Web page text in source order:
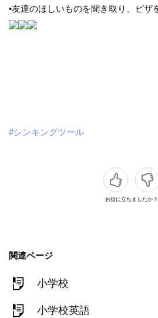
•友達のほしいものを聞き取り、ピザ
#シンキングツール
お役に立ちましたか？
関連ページ
小学校
小学校英語